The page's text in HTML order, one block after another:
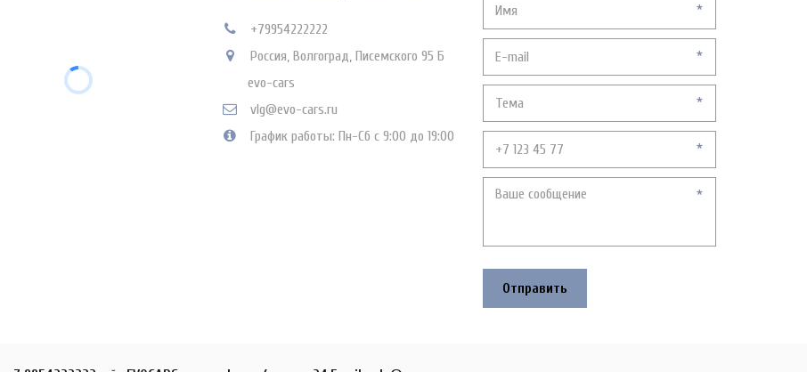
+79954222222
Россия, Волгоград, Писемского 95 Б
evo-cars
vlg@evo-cars.ru
График работы: Пн-Сб с 9:00 до 19:00
*
*
*
*
*
Отправить